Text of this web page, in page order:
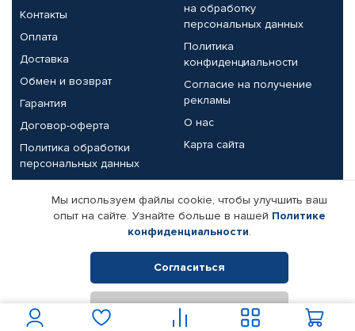
Контакты
Оплата
Доставка
Обмен и возврат
Гарантия
Договор-оферта
Политика обработки
персональных данных
на обработку
персональных данных
Политика
конфиденциальности
Согласие на получение
рекламы
О нас
Карта сайта
Партнерам
Корпоративным клиентам
Поставщикам
Реквизиты компании
© КАМАЗ ЦЕНТР ДОНЕЦК, 2015-2026. Все права защищены.
Интернет-магазин автомобильных товаров Автопрофи.
Мы используем файлы cookie, чтобы улучшить ваш
опыт на сайте. Узнайте больше в нашей Политике
конфиденциальности.
Согласиться
Отклонить